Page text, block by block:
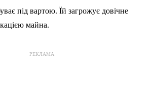
під вартою. Їй загрожує довічне
майна.
РЕКЛАМА